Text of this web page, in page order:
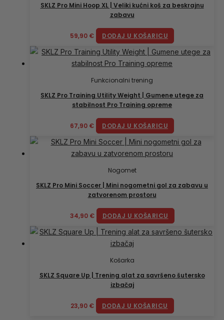
SKLZ Pro Mini Hoop XL | Veliki kućni koš za beskrajnu
zabavu
59,90 € DODAJ U KOŠARICU
Funkcionalni trening
SKLZ Pro Training Utility Weight | Gumene utege za
stabilnost Pro Training opreme
67,90 € DODAJ U KOŠARICU
Nogomet
SKLZ Pro Mini Soccer | Mini nogometni gol za zabavu u
zatvorenom prostoru
34,90 € DODAJ U KOŠARICU
Košarka
SKLZ Square Up | Trening alat za savršeno šutersko
izbačaj
23,90 € DODAJ U KOŠARICU